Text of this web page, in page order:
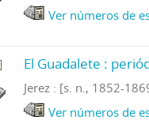
Ver números de
El Guadalete :
Jerez : [s. n., 1852-
Ver números de